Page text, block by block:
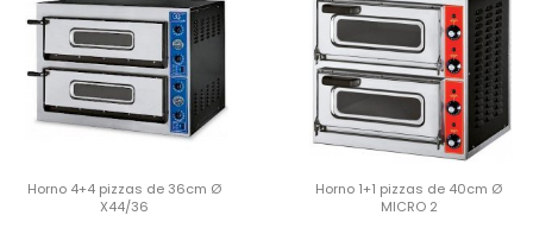
Horno 4+4 pizzas de 36cm Ø
X44/36
Horno 1+1 pizzas de 40cm Ø
MICRO 2